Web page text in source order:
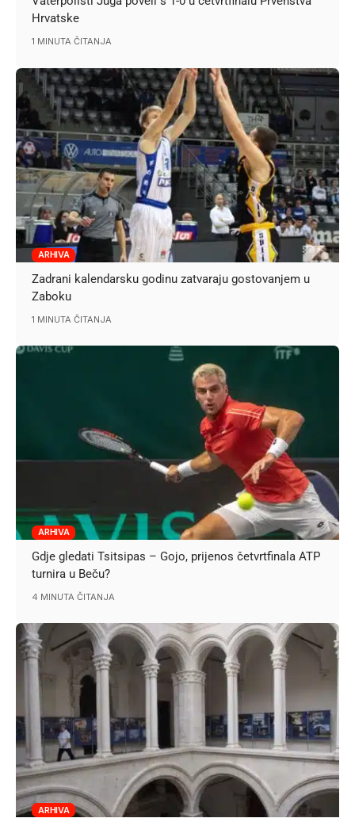
Hrvatske
1 MINUTA ČITANJA
ARHIVA
Zadrani kalendarsku godinu zatvaraju gostovanjem u
Zaboku
1 MINUTA ČITANJA
ARHIVA
Gdje gledati Tsitsipas – Gojo, prijenos četvrtfinala ATP
turnira u Beču?
4 MINUTA ČITANJA
ARHIVA